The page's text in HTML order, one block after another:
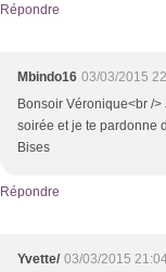
Répondre
Mbindo16 03/03/2015
Bonsoir Véronique<br /
soirée et je te pardonne
Bises
Répondre
Yvette/ 03/03/2015